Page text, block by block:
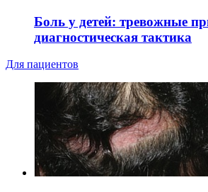
Боль у детей: тревожные
диагностическая тактика
Для пациентов